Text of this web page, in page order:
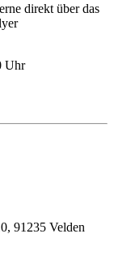
direkt über das
Uhr
91235 Velden